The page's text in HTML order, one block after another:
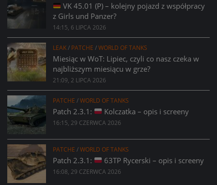
VK 45.01 (P) – kolejny pojazd z współpracy
z Girls und Panzer?
14:15, 6 LIPCA 2026
LEAK/ PATCHE /WORLD OF TANKS
Miesiąc w WoT: Lipiec, czyli co nasz czeka w
najbliższym miesiącu w grze?
21:09, 2 LIPCA 2026
PATCHE /WORLD OF TANKS
Patch 2.3.1: Kolczatka – opis i screeny
16:15, 29 CZERWCA 2026
PATCHE /WORLD OF TANKS
Patch 2.3.1: 63TP Rycerski – opis i screeny
16:08, 29 CZERWCA 2026